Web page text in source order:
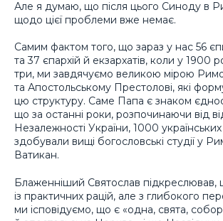
Але я думаю, що після цього Синоду в
щодо цієї проблеми вже немає.
Самим фактом того, що зараз у нас 56
та 37 єпархій й екзархатів, коли у 1900
три, ми завдячуємо великою мірою
та Апостольському Престолові, які
цю структуру. Саме Папа є знаком
що за останні роки, розпочинаючи від
Незалежності України, 1000 українських
здобували вищі богословські студії у
Ватикан.
Блаженніший Святослав
із практичних рацій, але з глибокого
ми ісповідуємо, що є «одна, свята,